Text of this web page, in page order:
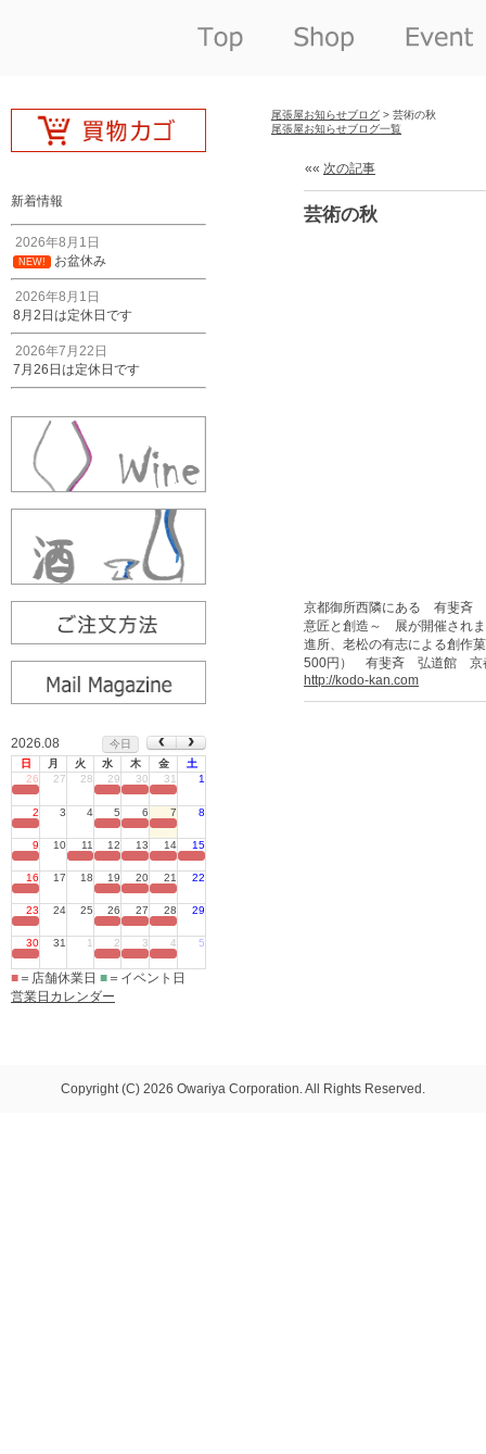
新着情報
2026年8月1日
NEW! お盆休み
2026年8月1日
8月2日は定休日です
2026年7月22日
7月26日は定休日です
2026.08
今日
日
月 火 水 木 金
土
26
27 28 29 30 31 1
2 3 4 5 6 7 8
9 10 11 12 13 14 15
16 17 18 19 20 21 22
23 24 25 26 27 28 29
30 31 1 2 3 4 5
■ ＝店舗休業日 ■ ＝イベント日
営業日カレンダー
尾張屋お知らせブログ > 芸術の秋
尾張屋お知らせブログ一覧
«« 次の記事
芸術の秋
京都御所西隣にある 有斐斉
意匠と創造～ 展が開催されま
進所、老松の有志による創作
500円） 有斐斉 弘道館 京
http://kodo-kan.com
Copyright (C) 2026 Owariya Corporation. All Rights Reserved.